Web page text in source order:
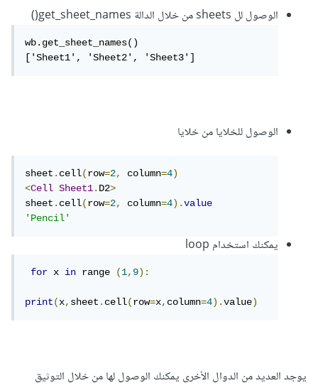
الوصول لل sheets من خلال الدالة get_sheet_names()
wb.get_sheet_names()
['Sheet1', 'Sheet2', 'Sheet3']
الوصول للخلايا من خلايا
sheet.cell(row=2, column=4)
<Cell Sheet1.D2>
sheet.cell(row=2, column=4).value
'Pencil'
يمكنك استخدام loop
for x in range (1,9):
print(x,sheet.cell(row=x,column=4).value)
يوجد العديد من الدوال الأخرى يمكنك الوصول لها من خلال التوثيق